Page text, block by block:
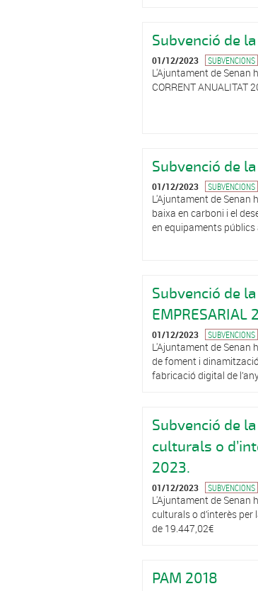
Subvenció de
01/12/2023 SUBVENCIONS
L'Ajuntament de Senan
CORRENT
Subvenció de
01/12/2023 SUBVENCIONS
L'Ajuntament de Senan
baixa en carboni i el
en equipaments
Subvenció de
EMPRESARIAL
01/12/2023 SUBVENCIONS
L'Ajuntament de Senan
de foment i
fabricació digital de
Subvenció de
culturals o
2023.
01/12/2023 SUBVENCIONS
L'Ajuntament de Senan
culturals o d’interès
de 19.447,02€
PAM 2018